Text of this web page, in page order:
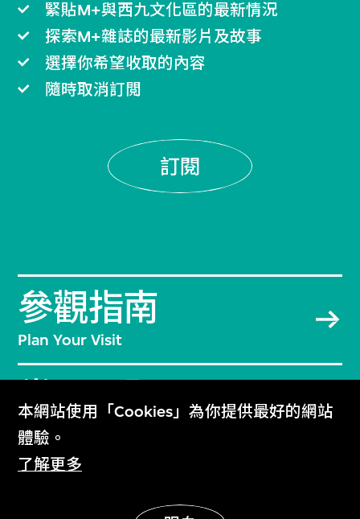
本網站使用「Cookies」為你提供最好的網站
體驗。
了解更多
緊貼M+與西九文化區的最新情況
探索M+雜誌的最新影片及故事
選擇你希望收取的內容
隨時取消訂閲
訂閱
參觀指南
Plan Your Visit
常見問題
Frequently Asked Questions
聯絡我們